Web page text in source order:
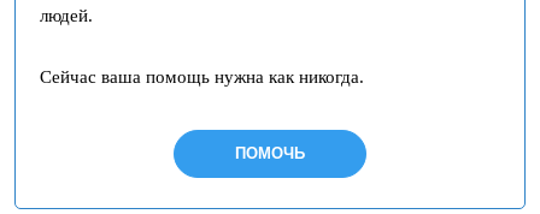
людей.
Сейчас ваша помощь нужна как никогда.
ПОМОЧЬ